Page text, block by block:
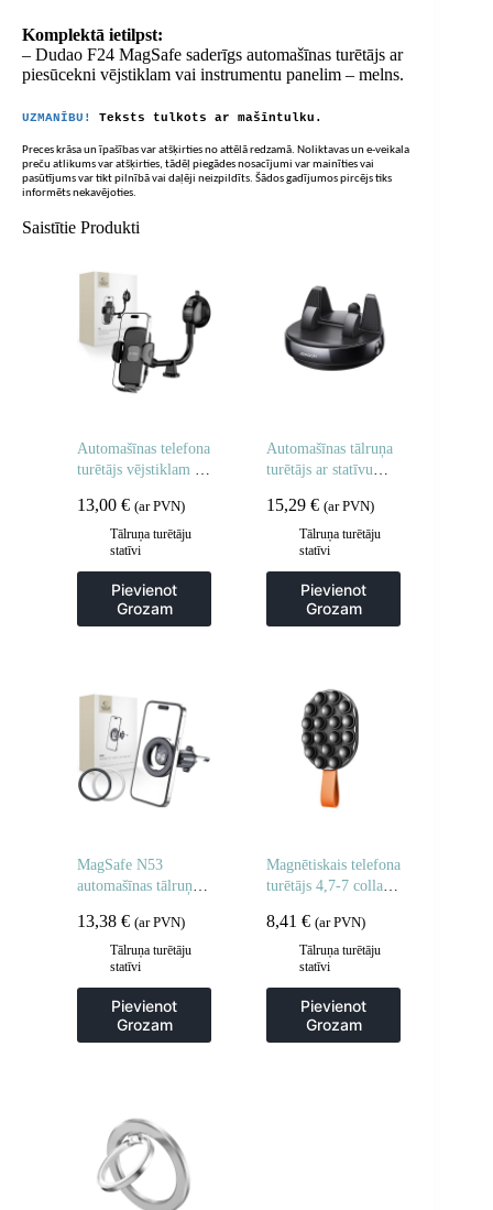
Komplektā ietilpst:
– Dudao F24 MagSafe saderīgs automašīnas turētājs ar
piesūcekni vējstiklam vai instrumentu panelim – melns.
UZMANĪBU! Teksts tulkots ar mašīntulku.
Preces krāsa un īpašības var atšķirties no attēlā redzamā. Noliktavas un e-veikala
preču atlikums var atšķirties, tādēļ piegādes nosacījumi var mainīties vai
pasūtījums var tikt pilnībā vai daļēji neizpildīts. Šādos gadījumos pircējs tiks
informēts nekavējoties.
Saistītie Produkti
Automašīnas telefona
turētājs vējstiklam ar
13,00 € (ar PVN)
Tālruņa turētāju
statīvi
Pievienot
Grozam
Automašīnas tālruņa
turētājs ar statīvu
melns
15,29€ (ar PVN)
Tālruņa turētāju
statīvi
Pievienot
Grozam
MagSafe N53
automašīnas tālruņa
– melns
13,38 € (ar PVN)
Tālruņa turētāju
statīvi
Pievienot
Grozam
Magnētiskais telefona
turētājs 4,7-7 collas
stikla spogulim –
melns un oranžs
8,41€ (ar PVN)
Tālruņa turētāju
statīvi
Pievienot
Grozam